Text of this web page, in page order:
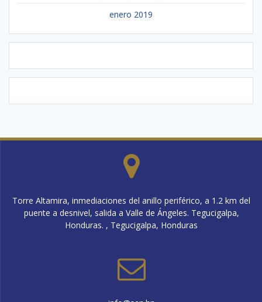
enero 2019
Torre Altamira, inmediaciones del anillo periférico, a 1.2 km del
puente a desnivel, salida a Valle de Ángeles. Tegucigalpa,
Honduras. , Tegucigalpa, Honduras